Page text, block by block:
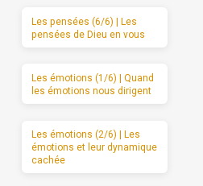
Les pensées (6/6) | Les
pensées de Dieu en vous
Les émotions (1/6) | Quand
les émotions nous dirigent
Les émotions (2/6) | Les
émotions et leur dynamique
cachée